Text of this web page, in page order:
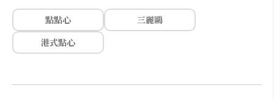
點點心
三麗鷗
港式點心